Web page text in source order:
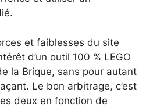
et faiblesses du site
d’un outil 100 % LEGO
la Brique, sans pour autant
Le bon arbitrage, c’est
deux en fonction de